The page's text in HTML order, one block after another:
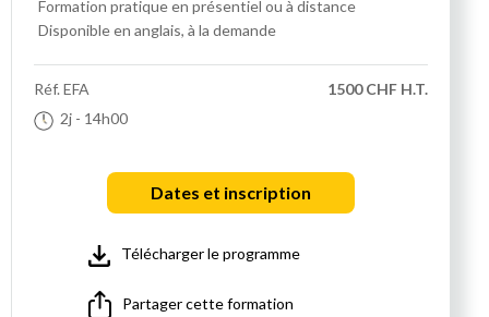
Formation pratique en présentiel ou à distance
Disponible en anglais, à la demande
Réf.EFA
2j - 14h00
1500 CHF H.T.
Dates et inscription
Télécharger le programme
Partager cette formation